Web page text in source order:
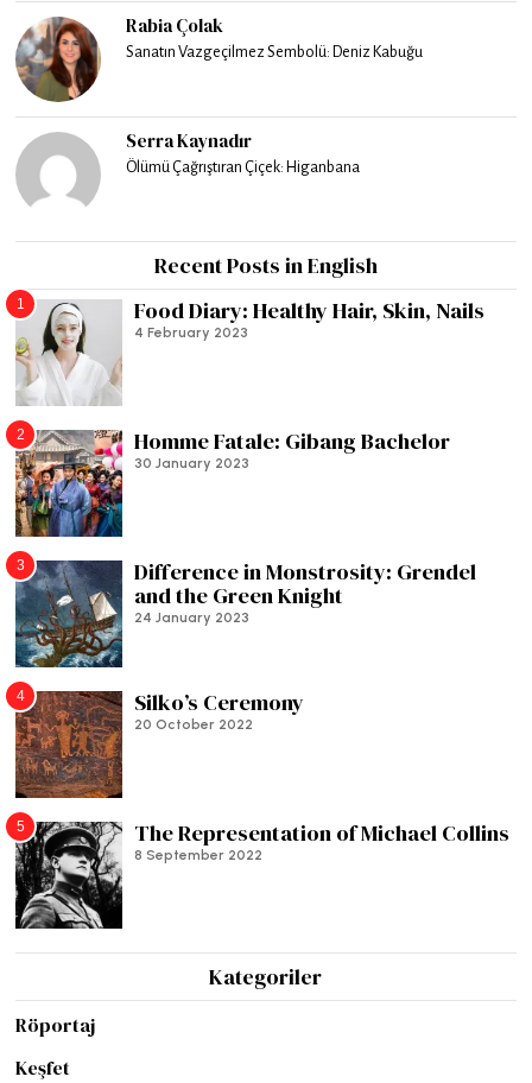
Rabia Çolak
Sanatın Vazgeçilmez Sembolü: Deniz Kabuğu
Serra Kaynadır
Ölümü Çağrıştıran Çiçek: Higanbana
Recent Posts in English
1 Food Diary: Healthy Hair, Skin, Nails
4 February 2023
2 Homme Fatale: Gibang Bachelor
30 January 2023
3
Difference in Monstrosity: Grendel
and the Green Knight
24 January 2023
4 Silko’s Ceremony
20 October 2022
5 The Representation of Michael Collins
8 September 2022
Kategoriler
Röportaj
Keşfet